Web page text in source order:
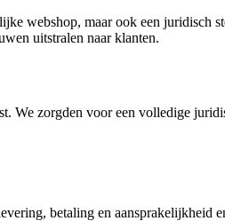
webshop, maar ook een
uitstralen naar klanten.
We zorgden voor een volledige
betaling en aansprakelijkheid